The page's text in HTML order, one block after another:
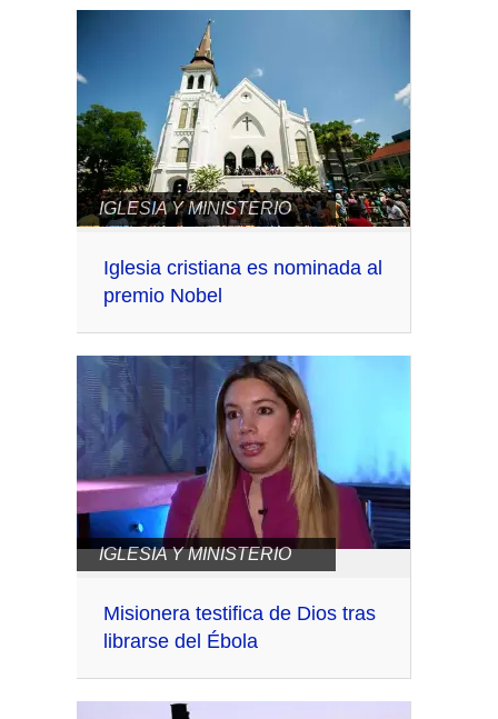
IGLESIA Y MINISTERIO
Iglesia cristiana es nominada al
premio Nobel
IGLESIA Y MINISTERIO
Misionera testifica de Dios tras
librarse del Ébola